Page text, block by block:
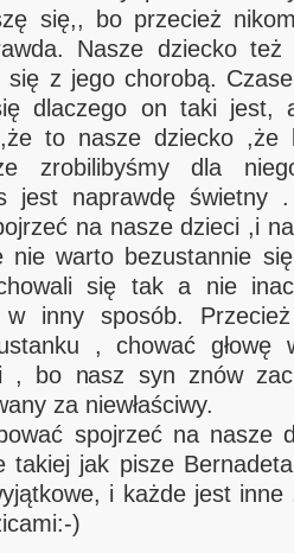
się,, bo przecież
Nasze dziecko
się z jego chorobą.
dlaczego on taki jest,
to nasze dziecko ,że
zrobilibyśmy dla
jest naprawdę świetny
na nasze dzieci ,i
warto bezustannie
się tak a nie
w inny sposób.
, chować głowę
, bo nasz syn znów
za niewłaściwy.
spojrzeć na nasze
takiej jak pisze
i każde jest
)